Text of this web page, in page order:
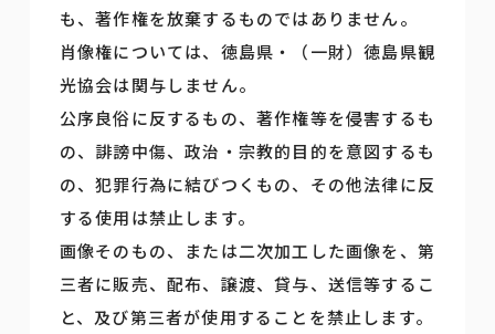
も、著作権を放棄するものではありません。
肖像権については、徳島県・（一財）徳島県観
光協会は関与しません。
公序良俗に反するもの、著作権等を侵害するも
の、誹謗中傷、政治・宗教的目的を意図するも
の、犯罪行為に結びつくもの、その他法律に反
する使用は禁止します。
画像そのもの、または二次加工した画像を、第
三者に販売、配布、譲渡、貸与、送信等するこ
と、及び第三者が使用することを禁止します。